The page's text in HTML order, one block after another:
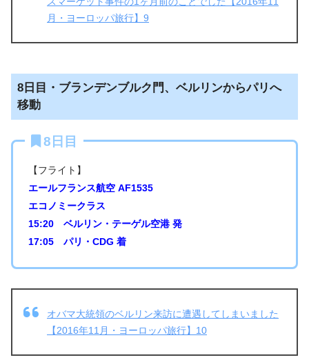
月・ヨーロッパ旅行】9
8日目・ブランデンブルク門、ベルリンからパリへ
移動
8日目
【フライト】
エールフランス航空 AF1535
エコノミークラス
15:20 ベルリン・テーゲル空港 発
17:05 パリ・CDG 着
オバマ大統領のベルリン来訪に遭遇してしまいました
【2016年11月・ヨーロッパ旅行】10